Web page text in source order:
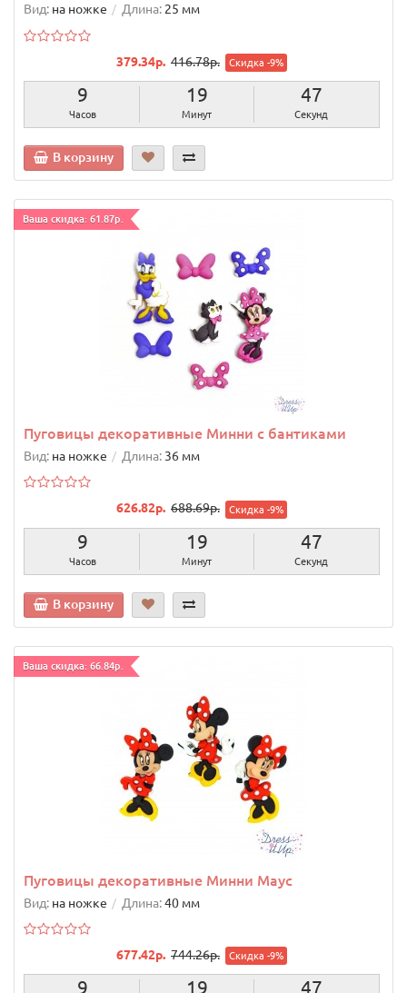
Вид: на ножке Длина: 25 мм
379.34р. 416.78р. Скидка -9%
9
Часов
19
Минут
46
Секунд
В корзину
Ваша скидка: 61.87р.
Пуговицы декоративные Минни с бантиками
Вид: на ножке Длина: 36 мм
626.82р. 688.69р. Скидка -9%
9
Часов
19
Минут
46
Секунд
В корзину
Ваша скидка: 66.84р.
Пуговицы декоративные Минни Маус
Вид: на ножке Длина:40 мм
677.42р. 744.26р. Скидка -9%
9 19 46